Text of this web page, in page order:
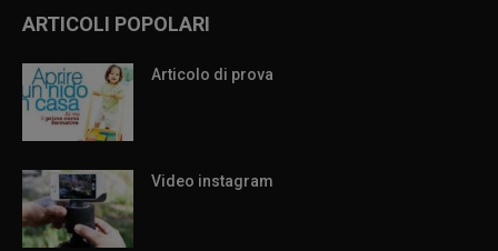
ARTICOLI POPOLARI
Articolo di prova
Video instagram